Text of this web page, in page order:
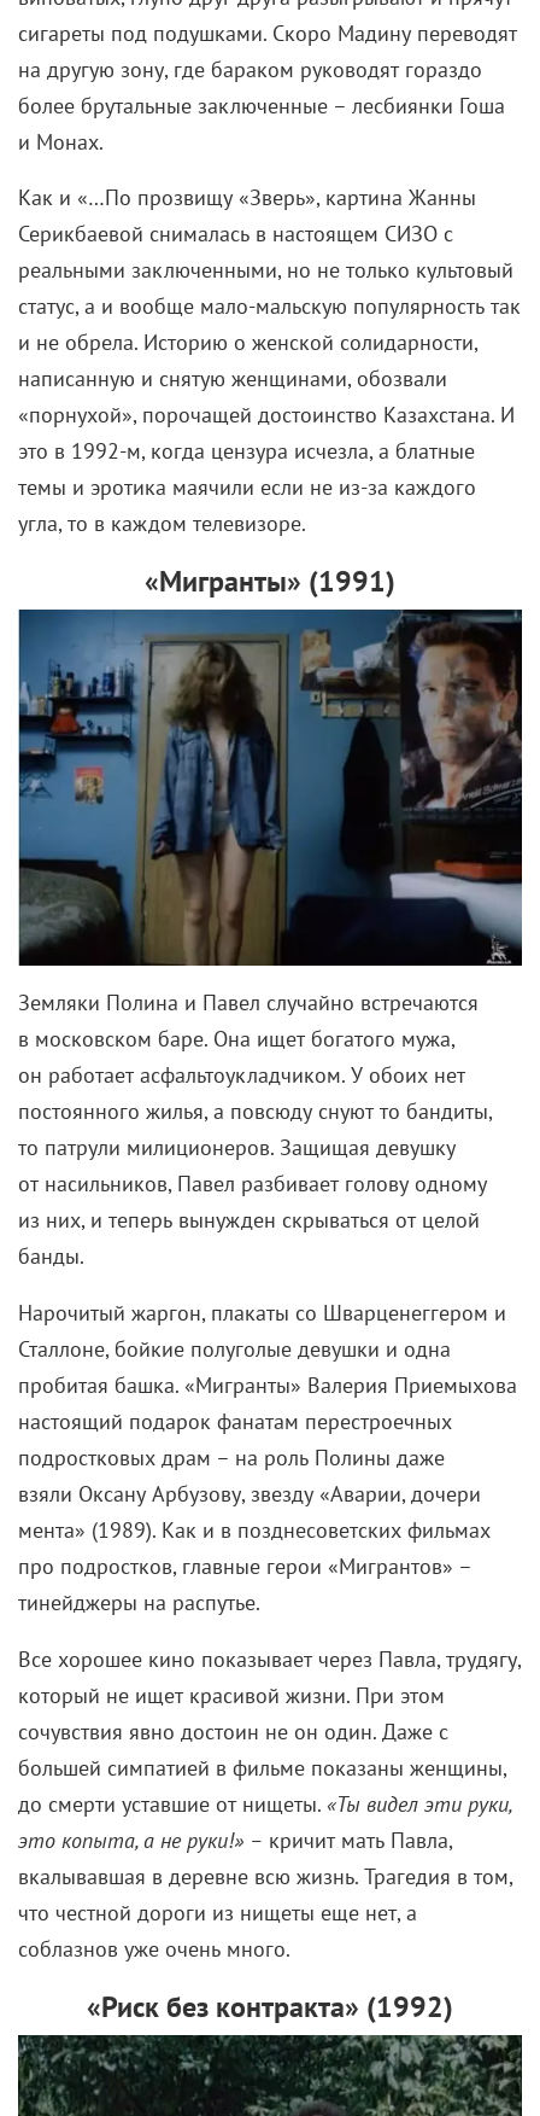
сигареты под подушками. Скоро Мадину переводят
на другую зону, где бараком руководят гораздо
более брутальные заключенные – лесбиянки Гоша
и Монах.
Как и «…По прозвищу «Зверь», картина Жанны
Серикбаевой снималась в настоящем СИЗО с
реальными заключенными, но не только культовый
статус, а и вообще мало-мальскую популярность так
и не обрела. Историю о женской солидарности,
написанную и снятую женщинами, обозвали
«порнухой», порочащей достоинство Казахстана. И
это в 1992-м, когда цензура исчезла, а блатные
темы и эротика маячили если не из-за каждого
угла, то в каждом телевизоре.
«Мигранты» (1991)
Земляки Полина и Павел случайно встречаются
в московском баре. Она ищет богатого мужа,
он работает асфальтоукладчиком. У обоих нет
постоянного жилья, а повсюду снуют то бандиты,
то патрули милиционеров. Защищая девушку
от насильников, Павел разбивает голову одному
из них, и теперь вынужден скрываться от целой
банды.
Нарочитый жаргон, плакаты со Шварценеггером и
Сталлоне, бойкие полуголые девушки и одна
пробитая башка. «Мигранты» Валерия Приемыхова
настоящий подарок фанатам перестроечных
подростковых драм – на роль Полины даже
взяли Оксану Арбузову, звезду «Аварии, дочери
мента» (1989). Как и в позднесоветских фильмах
про подростков, главные герои «Мигрантов» –
тинейджеры на распутье.
Все хорошее кино показывает через Павла, трудягу,
который не ищет красивой жизни. При этом
сочувствия явно достоин не он один. Даже с
большей симпатией в фильме показаны женщины,
до смерти уставшие от нищеты. «Ты видел эти руки,
это копыта, а не руки!» – кричит мать Павла,
вкалывавшая в деревне всю жизнь. Трагедия в том,
что честной дороги из нищеты еще нет, а
соблазнов уже очень много.
«Риск без контракта» (1992)